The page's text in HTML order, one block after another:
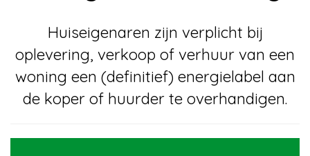
Aankoop
Verkoop
Huiseigenaren zijn verplicht bij
oplevering, verkoop of verhuur van een
woning een (definitief) energielabel aan
de koper of huurder te overhandigen.